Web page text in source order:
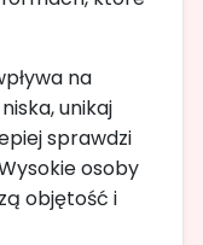
na
unikaj
sprawdzi
osoby
objętość i